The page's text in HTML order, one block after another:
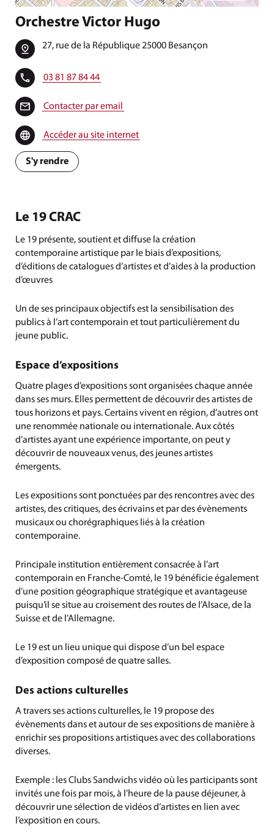
Orchestre Victor Hugo
27, rue de la République 25000 Besançon
03 81 87 84 44
Contacter par email
Accéder au site internet
S'y rendre
Le 19 CRAC
Le 19 présente, soutient et diffuse la création
contemporaine artistique par le biais d’expositions,
d’éditions de catalogues d’artistes et d’aides à la production
d’œuvres
Un de ses principaux objectifs est la sensibilisation des
publics à l’art contemporain et tout particulièrement du
jeune public.
Espace d’expositions
Quatre plages d’expositions sont organisées chaque année
dans ses murs. Elles permettent de découvrir des artistes de
tous horizons et pays. Certains vivent en région, d’autres ont
une renommée nationale ou internationale. Aux côtés
d’artistes ayant une expérience importante, on peut y
découvrir de nouveaux venus, des jeunes artistes
émergents.
Les expositions sont ponctuées par des rencontres avec des
artistes, des critiques, des écrivains et par des évènements
musicaux ou chorégraphiques liés à la création
contemporaine.
Principale institution entièrement consacrée à l’art
contemporain en Franche-Comté, le 19 bénéficie également
d’une position géographique stratégique et avantageuse
puisqu’il se situe au croisement des routes de l’Alsace, de la
Suisse et de l’Allemagne.
Le 19 est un lieu unique qui dispose d’un bel espace
d’exposition composé de quatre salles.
Des actions culturelles
A travers ses actions culturelles, le 19 propose des
évènements dans et autour de ses expositions de manière à
enrichir ses propositions artistiques avec des collaborations
diverses.
Exemple : les Clubs Sandwichs vidéo où les participants sont
invités une fois par mois, à l’heure de la pause déjeuner, à
découvrir une sélection de vidéos d’artistes en lien avec
l’exposition en cours.